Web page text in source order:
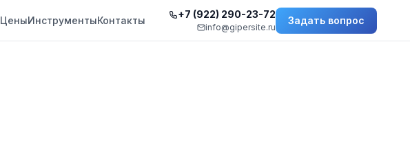
ЦеныИнструментыКонтакты +7 (922) 290-23-72
info@gipersite.ru
Задать вопрос